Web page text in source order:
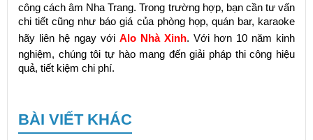
công cách âm Nha Trang. Trong trường hợp, bạn cần tư vấn
chi tiết cũng như báo giá của phòng họp, quán bar, karaoke
hãy liên hệ ngay với Alo Nhà Xinh. Với hơn 10 năm kinh
nghiệm, chúng tôi tự hào mang đến giải pháp thi công hiệu
quả, tiết kiệm chi phí.
BÀI VIẾT KHÁC